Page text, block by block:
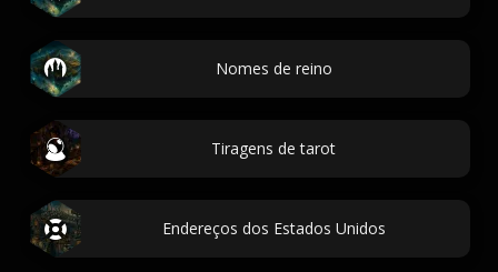
Nomes de reino
Tiragens de tarot
Endereços dos Estados Unidos